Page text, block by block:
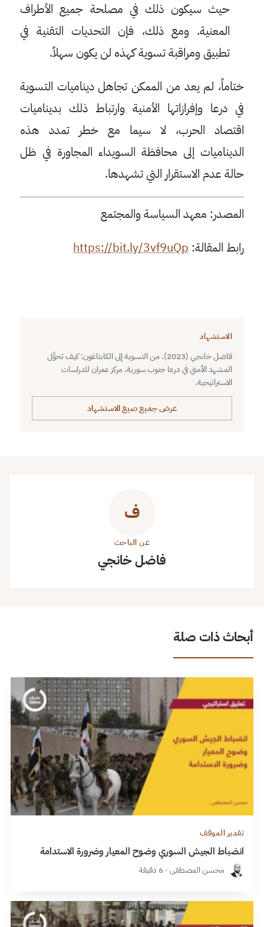
حيث سيكون ذلك في مصلحة جميع الأطراف
المعنية. ومع ذلك، فإن التحديات التقنية في
تطبيق ومراقبة تسوية كهذه لن يكون سهلاً.
ختاماً، لم يعد من الممكن تجاهل ديناميات التسوية
في درعا وإفرازاتها الأمنية وارتباط ذلك بديناميات
اقتصاد الحرب، لا سيما مع خطر تمدد هذه
الديناميات إلى محافظة السويداء المجاورة في ظل
حالة عدم الاستقرار التي تشهدها.
المصدر: معهد السياسة والمجتمع
رابط المقالة: https://bit.ly/3vf9uQp
الاستشهاد
فاضل خانجي (2023). من التسوية إلى الكابتاغون: كيف تحوَّل
المشهد الأمني في درعا جنوب سورية. مركز عمران للدراسات
الاستراتيجية.
عرض جميع صيغ الاستشهاد
ف
عن الباحث
فاضل خانجي
أبحاث ذات صلة
تقدير الموقف
انضباط الجيش السوري وضوح المعيار وضرورة الاستدامة
محسن المصطفى · 6 دقيقة